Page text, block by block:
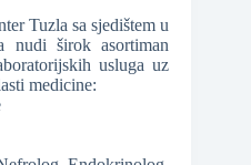
Tuzla sa sjedištem u
nudi širok asortiman
usluga uz
medicine: